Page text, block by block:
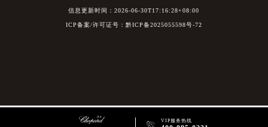
信息更新时间：2026-06-30T17:16:28+08:00
ICP备案/许可证号：黔ICP备2025055598号-72
VIP服务热线